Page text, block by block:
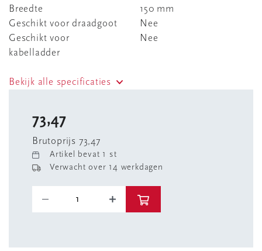
Breedte
150 mm
Geschikt voor draadgoot
Nee
Geschikt voor
kabelladder
Nee
Bekijk alle specificaties
73,47
Brutoprijs 73,47
Artikel bevat 1 st
Verwacht over 14 werkdagen